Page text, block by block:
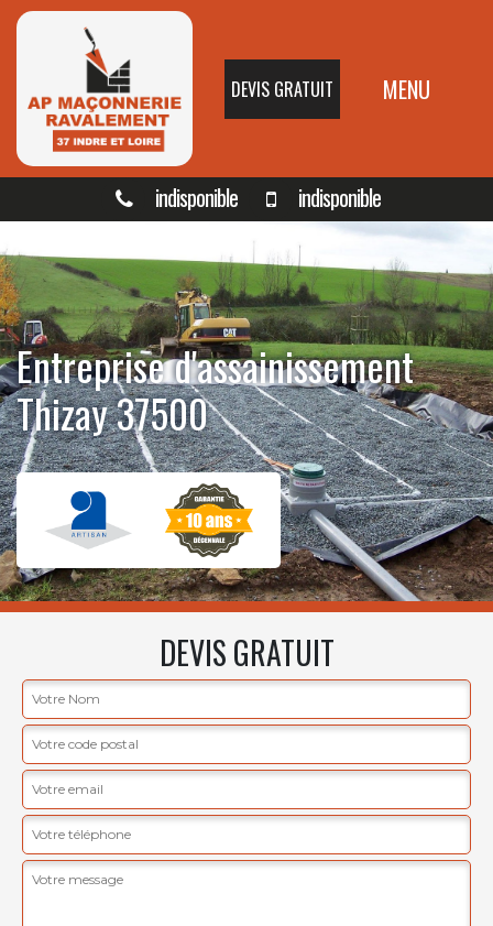
DEVIS GRATUIT MENU
indisponible indisponible
Entreprise d'assainissement
Thizay 37500
DEVIS GRATUIT